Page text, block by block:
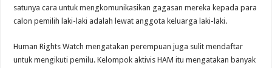
satunya cara untuk mengkomunikasikan gagasan mereka kepada para
calon pemilih laki-laki adalah lewat anggota keluarga laki-laki.
Human Rights Watch mengatakan perempuan juga sulit mendaftar
untuk mengikuti pemilu. Kelompok aktivis HAM itu mengatakan banyak